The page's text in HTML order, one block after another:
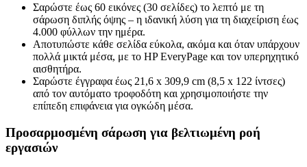
Σαρώστε έως 60 εικόνες (30 σελίδες) το λεπτό με τη
σάρωση διπλής όψης – η ιδανική λύση για τη διαχείριση έως
4.000 φύλλων την ημέρα.
Αποτυπώστε κάθε σελίδα εύκολα, ακόμα και όταν υπάρχουν
πολλά μικτά μέσα, με το HP EveryPage και τον υπερηχητικό
αισθητήρα.
Σαρώστε έγγραφα έως 21,6 x 309,9 cm (8,5 x 122 ίντσες)
από τον αυτόματο τροφοδότη και χρησιμοποιήστε την
επίπεδη επιφάνεια για ογκώδη μέσα.
Προσαρμοσμένη σάρωση για βελτιωμένη ροή
εργασιών